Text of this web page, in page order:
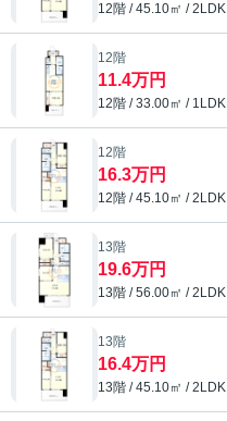
12階 / 45.10㎡ / 2LDK
12階
11.4万円
12階 / 33.00㎡ / 1LDK
12階
16.3万円
12階 / 45.10㎡ / 2LDK
13階
19.6万円
13階 / 56.00㎡ / 2LDK
13階
16.4万円
13階 / 45.10㎡ / 2LDK